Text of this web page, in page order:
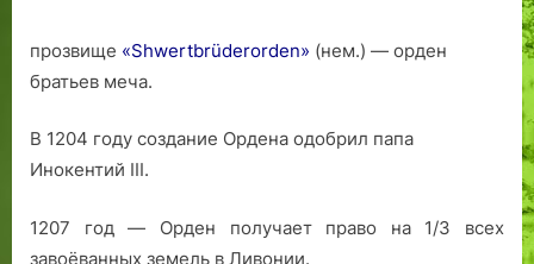
прозвище «Shwertbrüderorden» (нем.) — орден
братьев меча.
В 1204 году создание Ордена одобрил папа
Инокентий III.
1207 год — Орден получает право на 1/3 всех
завоёванных земель в Ливонии.